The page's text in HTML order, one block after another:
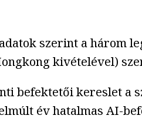
szerint a három
kivételével)
befektetői kereslet a
év hatalmas AI-